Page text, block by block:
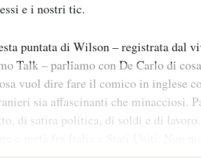
e i nostri tic.
puntata di Wilson – registrata dal
Talk – parliamo con De Carlo di
vuol dire fare il comico in inglese
sia affascinanti che minacciosi.
di satira politica, di soldi e di